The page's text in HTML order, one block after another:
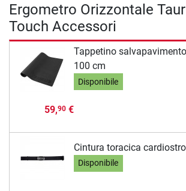
Ergometro Orizzontale
Touch Accessori
Tappetino
100 cm
Disponibile
59,90€
Cintura toracica
Disponibile